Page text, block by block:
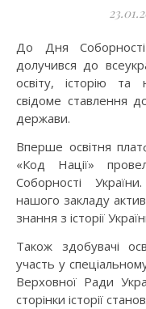
До Дня Соборності України наш освітній заклад
долучився до
освіту, історію та
свідоме ставлення
держави.
Вперше освітня
«Код Нації»
Соборності
нашого закладу
знання з історії
Також здобувачі
участь у
Верховної Ради
сторінки історії